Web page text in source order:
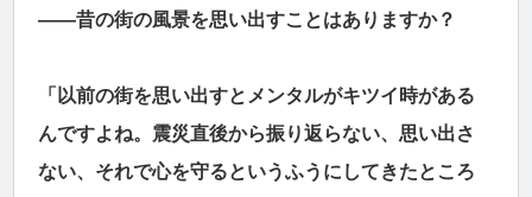
――昔の街の風景を思い出すことはありますか？
「以前の街を思い出すとメンタルがキツイ時がある
んですよね。震災直後から振り返らない、思い出さ
ない、それで心を守るというふうにしてきたところ